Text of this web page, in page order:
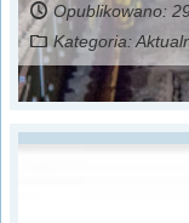
Opublikowano:
Kategoria: